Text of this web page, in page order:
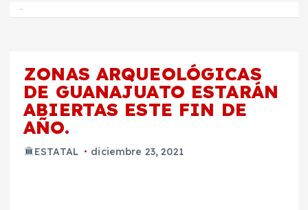
ZONAS ARQUEOLÓGICAS
DE GUANAJUATO ESTARÁN
ABIERTAS ESTE FIN DE
AÑO.
ESTATAL diciembre 23, 2021